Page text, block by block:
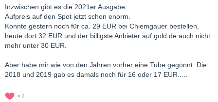
Inzwischen gibt es die 2021er Ausgabe.
Aufpreis auf den Spot jetzt schon enorm.
Konnte gestern noch für ca. 29 EUR bei Chiemgauer bestellen,
heute dort 32 EUR und der billigste Anbieter auf gold.de auch nicht
mehr unter 30 EUR.
Aber habe mir wie von den Jahren vorher eine Tube gegönnt. Die
2018 und 2019 gab es damals noch für 16 oder 17 EUR.....
2